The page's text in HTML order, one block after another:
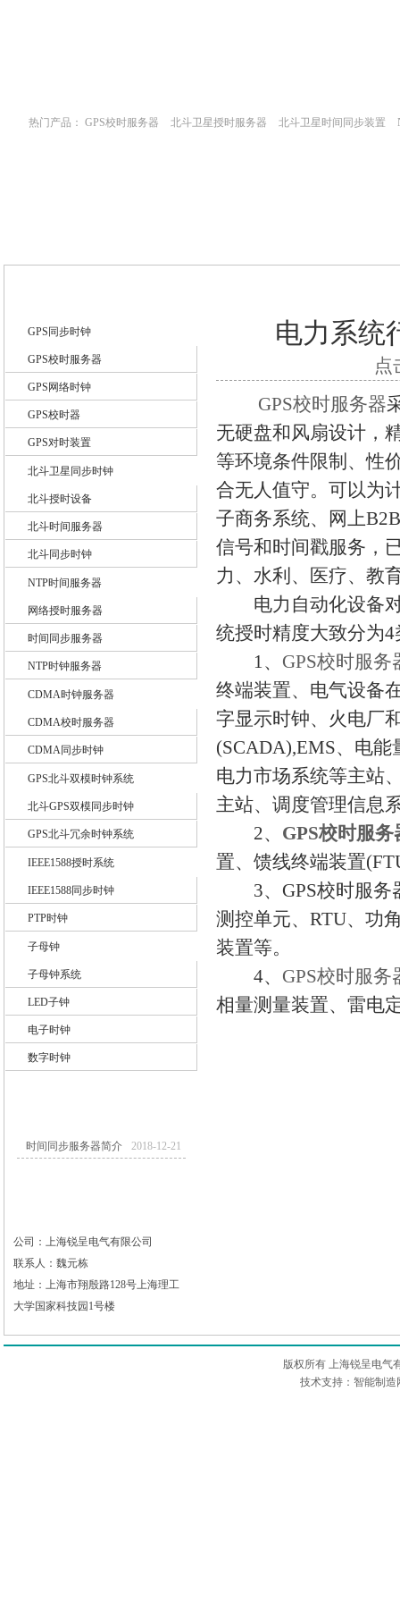
上海锐呈电气有限公司
热门产品： GPS校时服务器 北斗卫星授时服务器 北斗卫星时间同步装置
GPS同步时钟
GPS校时服务器
GPS网络时钟
GPS校时器
GPS对时装置
北斗卫星同步时钟
北斗授时设备
北斗时间服务器
北斗同步时钟
NTP时间服务器
网络授时服务器
时间同步服务器
NTP时钟服务器
CDMA时钟服务器
CDMA校时服务器
CDMA同步时钟
GPS北斗双模时钟系统
北斗GPS双模同步时钟
GPS北斗冗余时钟系统
IEEE1588授时系统
IEEE1588同步时钟
PTP时钟
子母钟
子母钟系统
LED子钟
电子时钟
数字时钟
时间同步服务器简介 2018-12-21
公司：上海锐呈电气有限公司
联系人：魏元栋
地址：上海市翔殷路128号上海理工
大学国家科技园1号楼
电力系统
点
GPS校时服务器
无硬盘和风扇设计，
等环境条件限制、性
合无人值守。可以为
子商务系统、网上
信号和时间戳服务，
力、水利、医疗、教
电力自动化设备
统授时精度大致分为4
1、 GPS校时服务
终端装置、电气设备
字显示时钟、火电厂
(SCADA),EMS、电
电力市场系统等主站
主站、调度管理信息
2、 GPS校时服务
置、馈线终端装置
3、GPS校时服务
测控单元、RTU、功
装置等。
4、 GPS校时服务
相量测量装置、雷电
版权所有 上海锐呈电气
技术支持：智能制造